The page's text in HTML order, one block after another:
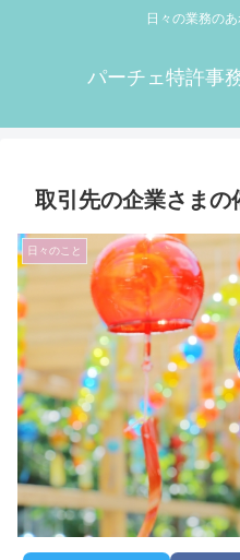
日々の業務の
パーチェ特許事
取引先の企業さまの
日々のこと